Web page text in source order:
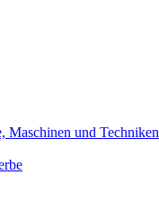
Maschinen und Techniken